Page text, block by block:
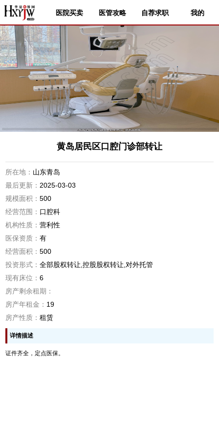
医院买卖 医管攻略 自荐求职 我的
黄岛居民区口腔门诊部转让
所在地： 山东青岛
最后更新： 2025-03-03
规模面积：500
经营范围： 口腔科
机构性质：营利性
医保资质：有
经营面积：500
投资形式：全部股权转让,控股股权转让,对外托管
现有床位：6
房产剩余租期：
房产年租金： 19
房产性质：租赁
详情描述
证件齐全，定点医保。